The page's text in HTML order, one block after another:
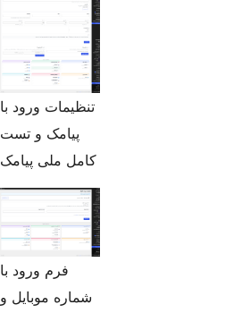
تنظیمات ورود با
پیامک و تست
کامل ملی پیامک
فرم ورود با
شماره موبایل و